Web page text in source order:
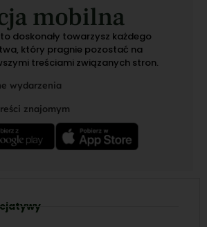
mobilna
doskonały towarzysz każdego
który pragnie pozostać na
treściami związanych stron.
wydarzenia
znajomym